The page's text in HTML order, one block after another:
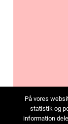
På vores
statistik og
information